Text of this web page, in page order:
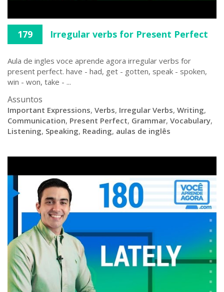
179 Irregular verbs for Present Perfect
Aula de ingles voce aprende agora irregular verbs for
present perfect. have - had, get - gotten, speak - spoken,
win - won, take - ...
Assuntos
Important Expressions, Verbs, Irregular Verbs, Writing,
Communication, Present Perfect, Grammar, Vocabulary,
Listening, Speaking, Reading, aulas de inglês